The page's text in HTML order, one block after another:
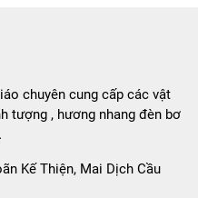
chuyên cung cấp các vật
tượng , hương nhang đèn bơ
Kế Thiện, Mai Dịch Cầu